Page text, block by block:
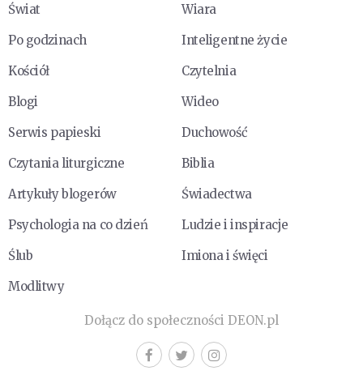
Świat
Wiara
Po godzinach
Inteligentne życie
Kościół
Czytelnia
Blogi
Wideo
Serwis papieski
Duchowość
Czytania liturgiczne
Biblia
Artykuły blogerów
Świadectwa
Psychologia na co dzień
Ludzie i inspiracje
Ślub
Imiona i święci
Modlitwy
Dołącz do społeczności DEON.pl